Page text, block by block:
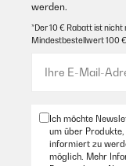
werden.
*Der 10 € Rabatt ist
Mindestbestellwert 100 €.
Ich möchte
um über
informiert zu
möglich. Mehr